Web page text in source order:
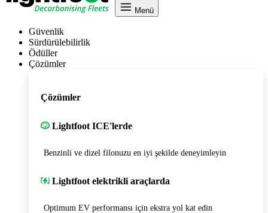
Menü
Güvenlik
Sürdürülebilirlik
Ödüller
Çözümler
Çözümler
Lightfoot ICE'lerde
Benzinli ve dizel filonuzu en iyi şekilde deneyimleyin
Lightfoot elektrikli araçlarda
Optimum EV performansı için ekstra yol kat edin